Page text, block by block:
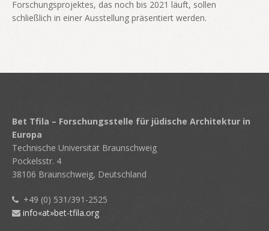
Forschungsprojektes, das noch bis 2021 läuft, sollen
schließlich in einer Ausstellung präsentiert werden.
Bet Tfila – Forschungsstelle für jüdische Architektur in
Europa
Technische Universität Braunschweig
Pockelsstr. 4
38106 Braunschweig, Deutschland
+49 (0) 531/391-2525
info«at»bet-tfila.org